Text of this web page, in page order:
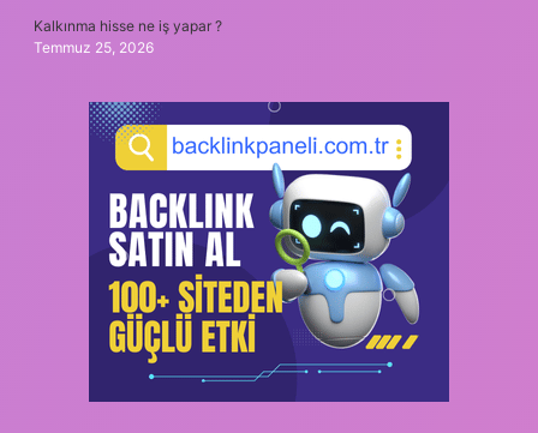
Kalkınma hisse ne iş yapar ?
Temmuz 25, 2026